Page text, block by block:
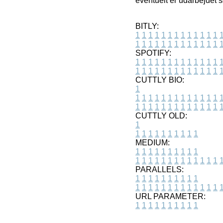
BITLY:
1 1 1 1 1 1 1 1 1 1 1 1 1 1
1 1 1 1 1 1 1 1 1 1 1 1 1 1
SPOTIFY:
1 1 1 1 1 1 1 1 1 1 1 1 1 1
1 1 1 1 1 1 1 1 1 1 1 1 1 1
CUTTLY BIO:
1
1 1 1 1 1 1 1 1 1 1 1 1 1 1
1 1 1 1 1 1 1 1 1 1 1 1 1 1
CUTTLY OLD:
1
1 1 1 1 1 1 1 1 1 1
MEDIUM:
1 1 1 1 1 1 1 1 1 1
1 1 1 1 1 1 1 1 1 1 1 1 1 1
PARALLELS:
1 1 1 1 1 1 1 1 1 1
1 1 1 1 1 1 1 1 1 1 1 1 1 1
URL PARAMETER:
1 1 1 1 1 1 1 1 1 1